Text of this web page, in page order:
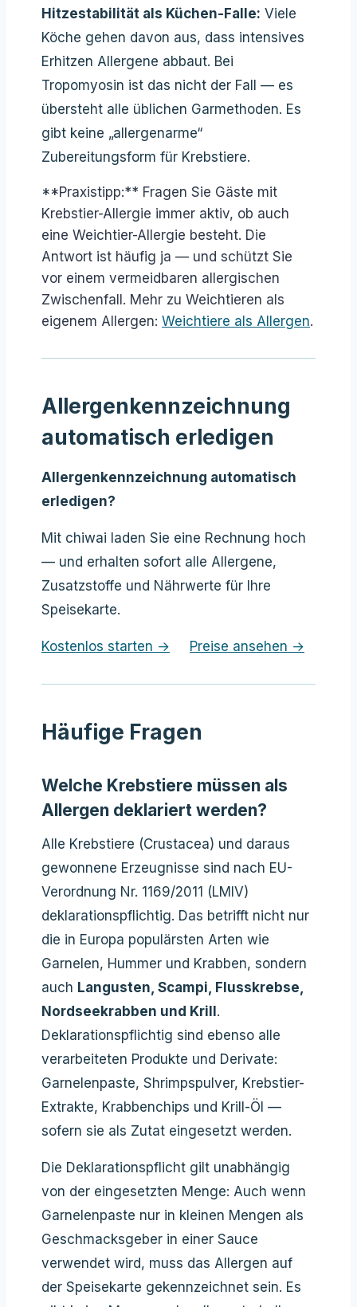
Hitzestabilität als Küchen-Falle: Viele
Köche gehen davon aus, dass intensives
Erhitzen Allergene abbaut. Bei
Tropomyosin ist das nicht der Fall — es
übersteht alle üblichen Garmethoden. Es
gibt keine „allergenarme“
Zubereitungsform für Krebstiere.
**Praxistipp:** Fragen Sie Gäste mit
Krebstier-Allergie immer aktiv, ob auch
eine Weichtier-Allergie besteht. Die
Antwort ist häufig ja — und schützt Sie
vor einem vermeidbaren allergischen
Zwischenfall. Mehr zu Weichtieren als
eigenem Allergen: Weichtiere als Allergen.
Allergenkennzeichnung
automatisch erledigen
Allergenkennzeichnung automatisch
erledigen?
Mit chiwai laden Sie eine Rechnung hoch
— und erhalten sofort alle Allergene,
Zusatzstoffe und Nährwerte für Ihre
Speisekarte.
Kostenlos starten → Preise ansehen →
Häufige Fragen
Welche Krebstiere müssen als
Allergen deklariert werden?
Alle Krebstiere (Crustacea) und daraus
gewonnene Erzeugnisse sind nach EU-
Verordnung Nr. 1169/2011 (LMIV)
deklarationspflichtig. Das betrifft nicht nur
die in Europa populärsten Arten wie
Garnelen, Hummer und Krabben, sondern
auch Langusten, Scampi, Flusskrebse,
Nordseekrabben und Krill .
Deklarationspflichtig sind ebenso alle
verarbeiteten Produkte und Derivate:
Garnelenpaste, Shrimpspulver, Krebstier-
Extrakte, Krabbenchips und Krill-Öl —
sofern sie als Zutat eingesetzt werden.
Die Deklarationspflicht gilt unabhängig
von der eingesetzten Menge: Auch wenn
Garnelenpaste nur in kleinen Mengen als
Geschmacksgeber in einer Sauce
verwendet wird, muss das Allergen auf
der Speisekarte gekennzeichnet sein. Es